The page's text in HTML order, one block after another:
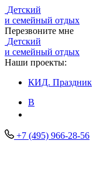
Детский
и семейный отдых
Перезвоните мне
Детский
и семейный отдых
Наши проекты:
КИД. Праздник
В
+7 (495) 966-28-56